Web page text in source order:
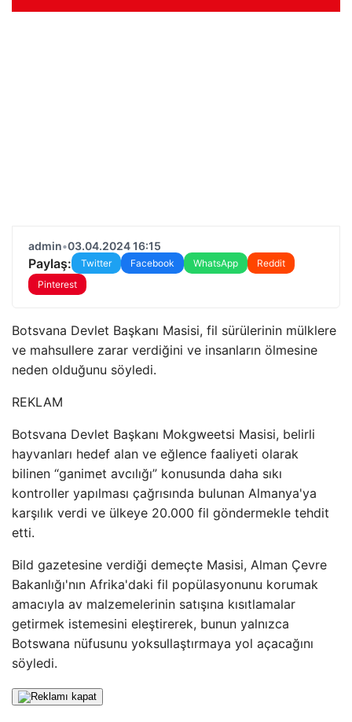
admin•03.04.2024 16:15
Paylaş: Twitter Facebook WhatsApp
Reddit
Pinterest
Botsvana Devlet Başkanı Masisi, fil sürülerinin mülklere
ve mahsullere zarar verdiğini ve insanların ölmesine
neden olduğunu söyledi.
REKLAM
Botsvana Devlet Başkanı Mokgweetsi Masisi, belirli
hayvanları hedef alan ve eğlence faaliyeti olarak
bilinen “ganimet avcılığı” konusunda daha sıkı
kontroller yapılması çağrısında bulunan Almanya'ya
karşılık verdi ve ülkeye 20.000 fil göndermekle tehdit
etti.
Bild gazetesine verdiği demeçte Masisi, Alman Çevre
Bakanlığı'nın Afrika'daki fil popülasyonunu korumak
amacıyla av malzemelerinin satışına kısıtlamalar
getirmek istemesini eleştirerek, bunun yalnızca
Botswana nüfusunu yoksullaştırmaya yol açacağını
söyledi.